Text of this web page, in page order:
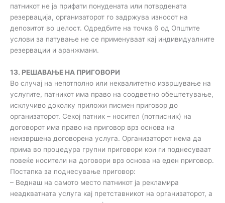
патникот не ја прифати понудената или потврдената
резервација, организаторот го задржува износот на
депозитот во целост. Одредбите на точка 6 од Општите
услови за патување не се применуваат кај индивидуалните
резервации и аранжмани.
13. РЕШАВАЊЕ НА ПРИГОВОРИ
Во случај на непотполно или неквалитетно извршување на
услугите, патникот има право на соодветно обештетување,
исклучиво доколку приложи писмен приговор до
организаторот. Секој патник – носител (потписник) на
договорот има право на приговор врз основа на
неизвршена договорена услуга. Организаторот нема да
прима во процедура групни приговори кои ги поднесуваат
повеќе носители на договори врз основа на еден приговор.
Постапка за поднесување приговор:
– Веднаш на самото место патникот ја рекламира
неадкватната услуга кај претставникот на организаторот, а